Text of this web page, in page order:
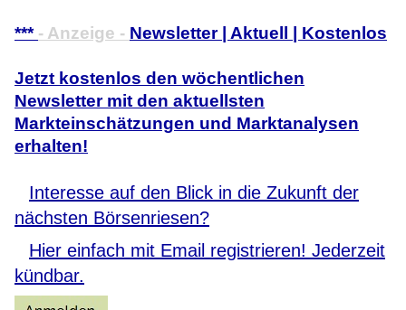
*** - Anzeige - Newsletter | Aktuell | Kostenlos
Jetzt kostenlos den wöchentlichen
Newsletter mit den aktuellsten
Markteinschätzungen und Marktanalysen
erhalten!
Interesse auf den Blick in die Zukunft der
nächsten Börsenriesen?
Hier einfach mit Email registrieren! Jederzeit
kündbar.